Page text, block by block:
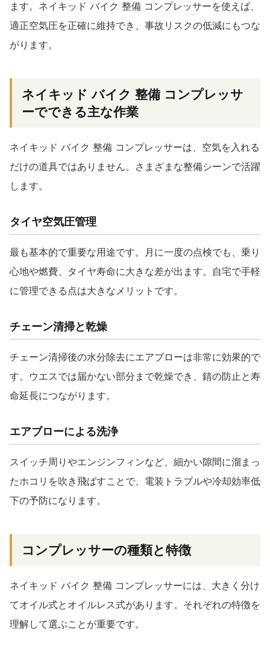
ます。ネイキッド バイク 整備 コンプレッサーを使えば、
適正空気圧を正確に維持でき、事故リスクの低減にもつな
がります。
ネイキッド バイク 整備 コンプレッサ
ーでできる主な作業
ネイキッド バイク 整備 コンプレッサーは、空気を入れる
だけの道具ではありません。さまざまな整備シーンで活躍
します。
タイヤ空気圧管理
最も基本的で重要な用途です。月に一度の点検でも、乗り
心地や燃費、タイヤ寿命に大きな差が出ます。自宅で手軽
に管理できる点は大きなメリットです。
チェーン清掃と乾燥
チェーン清掃後の水分除去にエアブローは非常に効果的で
す。ウエスでは届かない部分まで乾燥でき、錆の防止と寿
命延長につながります。
エアブローによる洗浄
スイッチ周りやエンジンフィンなど、細かい隙間に溜まっ
たホコリを吹き飛ばすことで、電装トラブルや冷却効率低
下の予防になります。
コンプレッサーの種類と特徴
ネイキッド バイク 整備 コンプレッサーには、大きく分け
てオイル式とオイルレス式があります。それぞれの特徴を
理解して選ぶことが重要です。